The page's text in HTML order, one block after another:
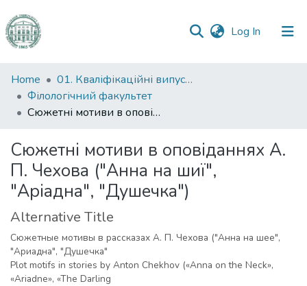
Log In (current)
Communities
&
Collections
Statistics
Home
01. Кваліфікаційні випускні роботи здобувачів вищої освіти
Філологічний факультет
Сюжетні мотиви в оповіданнях А. П. Чехова ("Анна на шиї", "Аріадна", "Душечка")
Сюжетні мотиви в оповіданнях А.
П. Чехова ("Анна на шиї",
"Аріадна", "Душечка")
Alternative Title
Сюжетные мотивы в рассказах А. П. Чехова ("Анна на шее",
"Ариадна", "Душечка"
Plot motifs in stories by Anton Chekhov («Anna on the Neck»,
«Ariadne», «The Darling